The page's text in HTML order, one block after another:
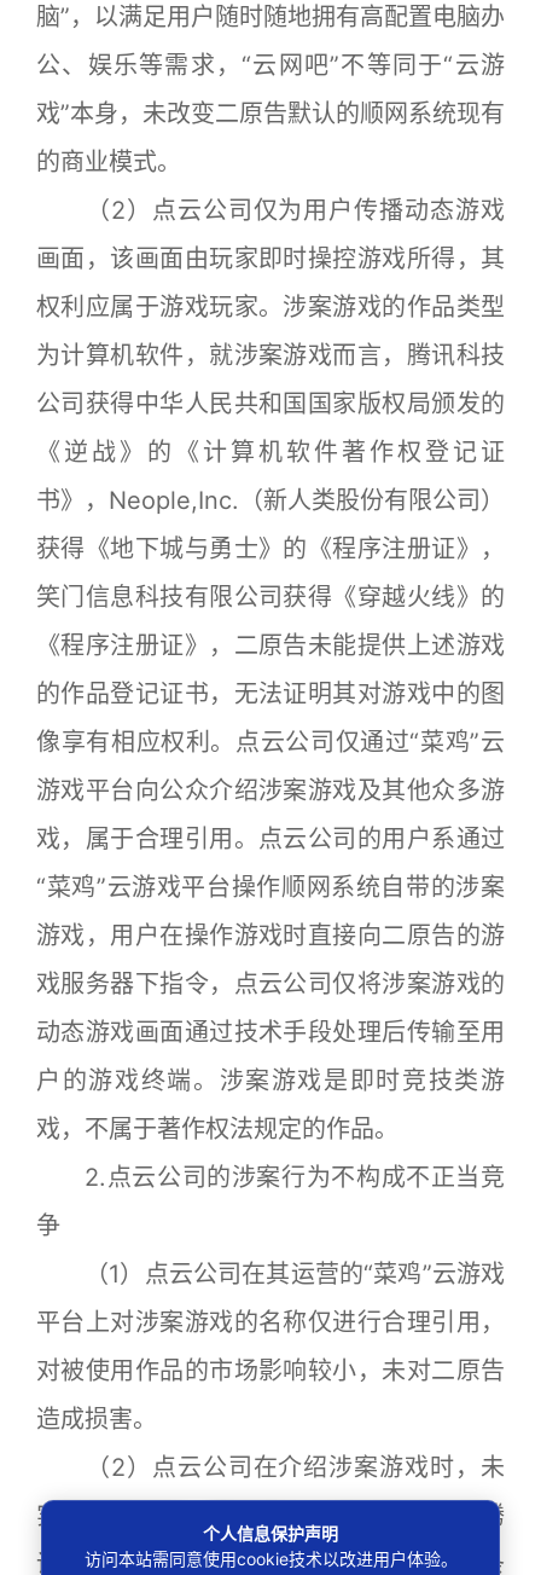
脑”，以满足用户随时随地拥有高配置电脑办
公、娱乐等需求，“云网吧”不等同于“云游
戏”本身，未改变二原告默认的顺网系统现有
的商业模式。
（2）点云公司仅为用户传播动态游戏
画面，该画面由玩家即时操控游戏所得，其
权利应属于游戏玩家。涉案游戏的作品类型
为计算机软件，就涉案游戏而言，腾讯科技
公司获得中华人民共和国国家版权局颁发的
《逆战》的《计算机软件著作权登记证
书》，Neople,Inc.（新人类股份有限公司）
获得《地下城与勇士》的《程序注册证》，
笑门信息科技有限公司获得《穿越火线》的
《程序注册证》，二原告未能提供上述游戏
的作品登记证书，无法证明其对游戏中的图
像享有相应权利。点云公司仅通过“菜鸡”云
游戏平台向公众介绍涉案游戏及其他众多游
戏，属于合理引用。点云公司的用户系通过
“菜鸡”云游戏平台操作顺网系统自带的涉案
游戏，用户在操作游戏时直接向二原告的游
戏服务器下指令，点云公司仅将涉案游戏的
动态游戏画面通过技术手段处理后传输至用
户的游戏终端。涉案游戏是即时竞技类游
戏，不属于著作权法规定的作品。
2.点云公司的涉案行为不构成不正当竞
争
（1）点云公司在其运营的“菜鸡”云游戏
平台上对涉案游戏的名称仅进行合理引用，
对被使用作品的市场影响较小，未对二原告
造成损害。
（2）点云公司在介绍涉案游戏时，未
实施混淆行为，用户可以分清涉案游戏系腾
讯平台运营，不存在反不正当竞争法第六条
个人信息保护声明
访问本站需同意使用cookie技术以改进用户体验。